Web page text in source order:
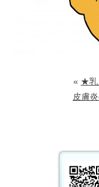
« ★乳
皮膚